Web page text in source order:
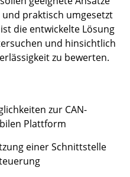
praktisch umgesetzt
die entwickelte Lösung
und hinsichtlich
zu bewerten.
zur CAN-
Plattform
einer Schnittstelle